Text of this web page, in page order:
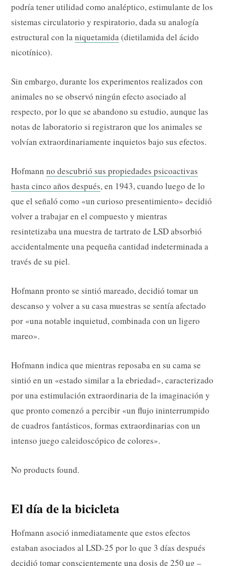
podría tener utilidad como analéptico, estimulante de los
sistemas circulatorio y respiratorio, dada su analogía
estructural con laniquetamida(dietilamida del ácido
nicotínico).
Sin embargo, durante los experimentos realizados con
animales no se observó ningún efecto asociado al
respecto, por lo que se abandono su estudio, aunque las
notas de laboratorio si registraron que los animales se
volvían extraordinariamente inquietos bajo sus efectos.
Hofmann no descubrió sus propiedades psicoactivas
hasta cinco años después, en 1943, cuando luego de lo
que el señaló como «un curioso presentimiento» decidió
volver a trabajar en el compuesto y mientras
resintetizaba una muestra de tartrato de LSD absorbió
accidentalmente una pequeña cantidad indeterminada a
través de su piel.
Hofmann pronto se sintió mareado, decidió tomar un
descanso y volver a su casa muestras se sentía afectado
por «una notable inquietud, combinada con un ligero
mareo».
Hofmann indica que mientras reposaba en su cama se
sintió en un «estado similar a la ebriedad», caracterizado
por una estimulación extraordinaria de la imaginación y
que pronto comenzó a percibir «un flujo ininterrumpido
de cuadros fantásticos, formas extraordinarias con un
intenso juego caleidoscópico de colores».
No products found.
El día de la bicicleta
Hofmann asoció inmediatamente que estos efectos
estaban asociados al LSD-25 por lo que 3 días después
decidió tomar conscientemente una dosis de 250 µg –